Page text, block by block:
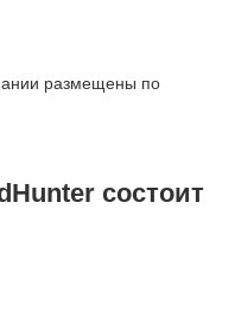
размещены по
состоит